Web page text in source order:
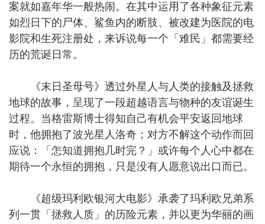
案就如嘉年华一般热闹。在其中运用了各种象征元素
如烈日下的尸体、鲨鱼内的断肢、被改建为医院的电
影院和生死注册处，来诉说每一个「难民」都需要经
历的荒诞日常。
《末日圣母号》透过外星人与人类的接触及拯救
地球的故事，呈现了一段超越语言与物种的友谊诞生
过程。当格雷斯博士得知自己有机会平安返回地球
时，他拥抱了波光星人洛奇；对方不解这个动作而回
应说：「怎知道拥抱几时完？」或许每个人心中都在
期待一个永恒的拥抱，只是没有人愿意说出口而已。
《超级玛利欧银河大电影》承袭了玛利欧兄弟系
列一贯「拯救人质」的历险元素，并以更为华丽的画